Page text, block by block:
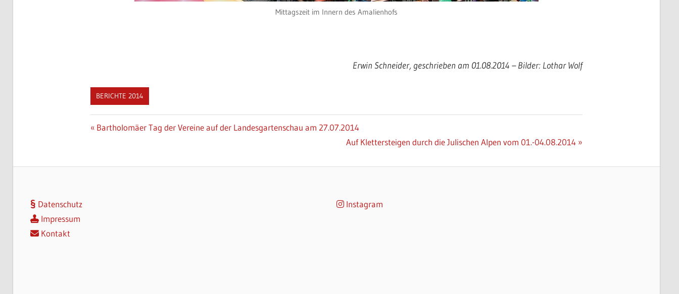
Mittagszeit im Innern des Amalienhofs
Erwin Schneider, geschrieben am 01.08.2014 – Bilder: Lothar Wolf
BERICHTE 2014
Beitragsnavigation
Vorheriger
Bartholomäer Tag der Vereine auf der Landesgartenschau am 27.07.2014
Nächster
Auf Klettersteigen durch die Julischen Alpen vom 01.-04.08.2014
Datenschutz
Impressum
Kontakt
Instagram